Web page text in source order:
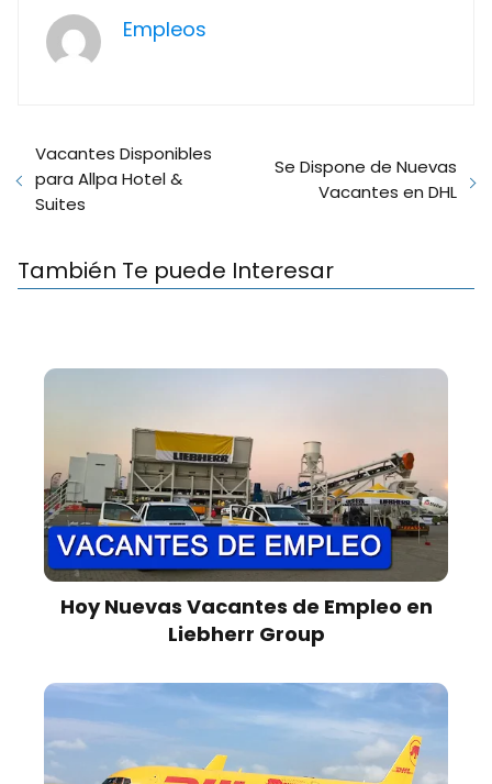
Empleos
Vacantes Disponibles
para Allpa Hotel &
Suites
Se Dispone de Nuevas
Vacantes en DHL
También Te puede Interesar
Hoy Nuevas Vacantes de Empleo en
Liebherr Group